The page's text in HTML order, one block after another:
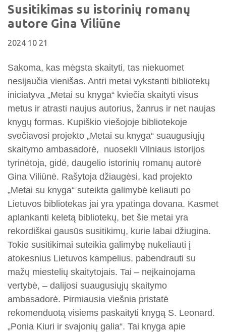
Biblioteka visiems
Viktorinos
Virtualios parodos
Žymūs kupiškėnai
Ramybės takais: interaktyvi kelionė
Skulptūros, prabylančios autoriaus balsu
Mūsų kraštas
Virtualios parodos
NVŠ programa „Atrask ir kurk"
Tau patiks
Naudinga informacija
Padaliniai
Komisijos, darbo grupės
Susitikimas su istorinių romanų
autore Gina Viliūne
2024 10 21
Sakoma, kas mėgsta skaityti, tas niekuomet
nesijaučia vienišas. Antri metai vykstanti bibliotekų
iniciatyva „Metai su knyga“ kviečia skaityti visus
metus ir atrasti naujus autorius, žanrus ir net naujas
knygų formas. Kupiškio viešojoje bibliotekoje
svečiavosi projekto „Metai su knyga“ suaugusiųjų
skaitymo ambasadorė, nuosekli Vilniaus istorijos
tyrinėtoja, gidė, daugelio istorinių romanų autorė
Gina Viliūnė. Rašytoja džiaugėsi, kad projekto
„Metai su knyga“ suteikta galimybė keliauti po
Lietuvos bibliotekas jai yra ypatinga dovana. Kasmet
aplankanti keletą bibliotekų, bet šie metai yra
rekordiškai gausūs susitikimų, kurie labai džiugina.
Tokie susitikimai suteikia galimybę nukeliauti į
atokesnius Lietuvos kampelius, pabendrauti su
mažų miestelių skaitytojais. Tai – neįkainojama
vertybė, – dalijosi suaugusiųjų skaitymo
ambasadorė. Pirmiausia viešnia pristatė
rekomenduotą visiems paskaityti knygą S. Leonard.
„Ponia Kiuri ir svajonių galia“. Tai knyga apie